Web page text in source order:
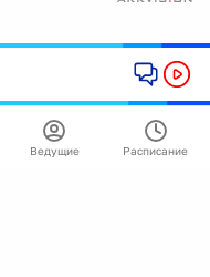
Ведущие Расписание